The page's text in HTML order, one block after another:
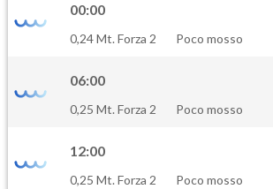
00:00
0,24 Mt. Forza 2
Poco mosso
06:00
0,25 Mt. Forza 2
Poco mosso
12:00
0,25 Mt. Forza 2
Poco mosso